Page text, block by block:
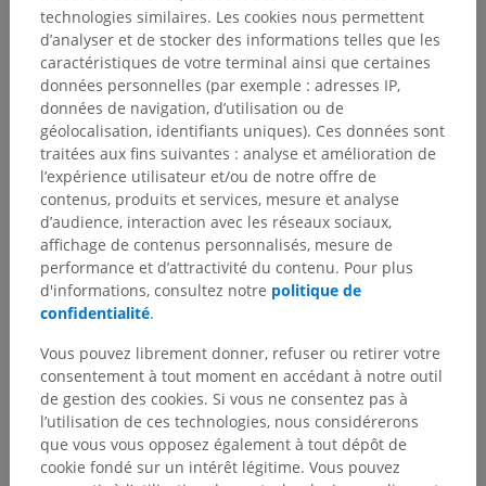
Anatomie systémique>
Articulations; Système articulaire>
Termes généraux> Articulations osseuses>
Articulation synoviale; Diarthrose>
Bourrelet articulaire
Structures sous-jacentes :Il n'y a aucune structure
sous-jacente
Anatomie comparée chez l’animal
Traductions
Vous avez vu une erreur ?
technologies similaires. Les cookies nous permettent
d’analyser et de stocker des informations telles que les
caractéristiques de votre terminal ainsi que certaines
données personnelles (par exemple : adresses IP,
données de navigation, d’utilisation ou de
géolocalisation, identifiants uniques). Ces données sont
traitées aux fins suivantes : analyse et amélioration de
l’expérience utilisateur et/ou de notre offre de
contenus, produits et services, mesure et analyse
d’audience, interaction avec les réseaux sociaux,
affichage de contenus personnalisés, mesure de
performance et d’attractivité du contenu. Pour plus
d'informations, consultez notre politique de
confidentialité.
Vous pouvez librement donner, refuser ou retirer votre
consentement à tout moment en accédant à notre outil
de gestion des cookies. Si vous ne consentez pas à
l’utilisation de ces technologies, nous considérerons
que vous vous opposez également à tout dépôt de
cookie fondé sur un intérêt légitime. Vous pouvez